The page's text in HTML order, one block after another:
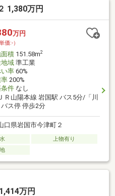
1,380万円
万円
価:-）
積151.58m2
域準工業
率60%
200%
件なし
ＪＲ山陽本線 岩国駅 バス5分/「川
ス停 停歩2分
口県岩国市今津町２
上物有り
万円